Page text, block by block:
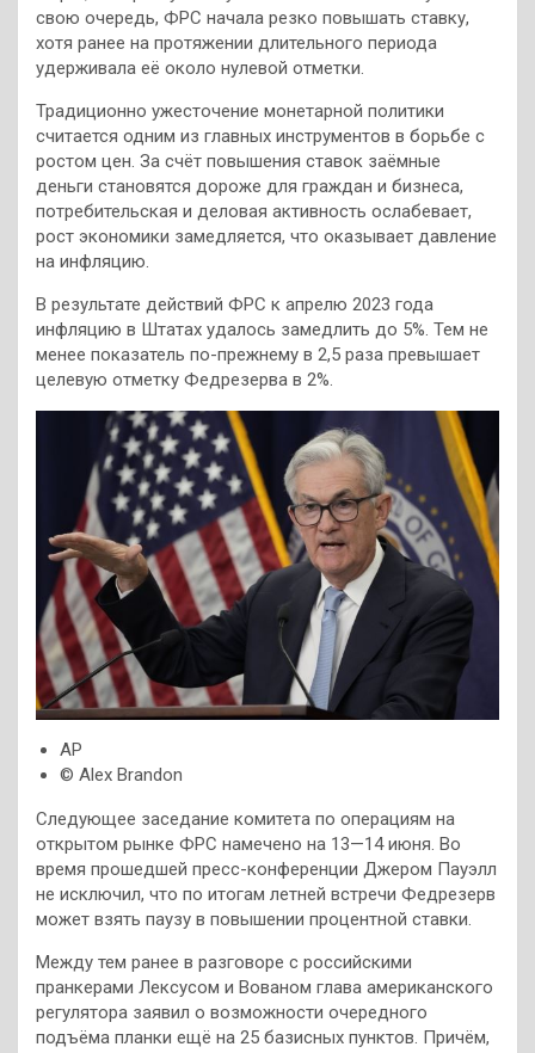
свою очередь, ФРС начала резко повышать ставку,
хотя ранее на протяжении длительного периода
удерживала её около нулевой отметки.
Традиционно ужесточение монетарной политики
считается одним из главных инструментов в борьбе с
ростом цен. За счёт повышения ставок заёмные
деньги становятся дороже для граждан и бизнеса,
потребительская и деловая активность ослабевает,
рост экономики замедляется, что оказывает давление
на инфляцию.
В результате действий ФРС к апрелю 2023 года
инфляцию в Штатах удалось замедлить до 5%. Тем не
менее показатель по-прежнему в 2,5 раза превышает
целевую отметку Федрезерва в 2%.
AP
© Alex Brandon
Следующее заседание комитета по операциям на
открытом рынке ФРС намечено на 13—14 июня. Во
время прошедшей пресс-конференции Джером Пауэлл
не исключил, что по итогам летней встречи Федрезерв
может взять паузу в повышении процентной ставки.
Между тем ранее в разговоре с российскими
пранкерами Лексусом и Вованом глава американского
регулятора заявил о возможности очередного
подъёма планки ещё на 25 базисных пунктов. Причём,